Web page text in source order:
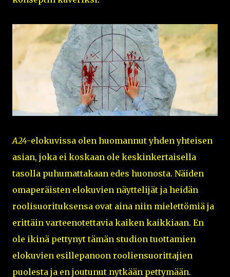
A24-elokuvissa olen huomannut yhden yhteisen
asian, joka ei koskaan ole keskinkertaisella
tasolla puhumattakaan edes huonosta. Näiden
omaperäisten elokuvien näyttelijät ja heidän
roolisuorituksensa ovat aina niin mielettömiä ja
erittäin varteenotettavia kaiken kaikkiaan. En
ole ikinä pettynyt tämän studion tuottamien
elokuvien esillepanoon rooliensuorittajien
puolesta ja en joutunut nytkään pettymään.